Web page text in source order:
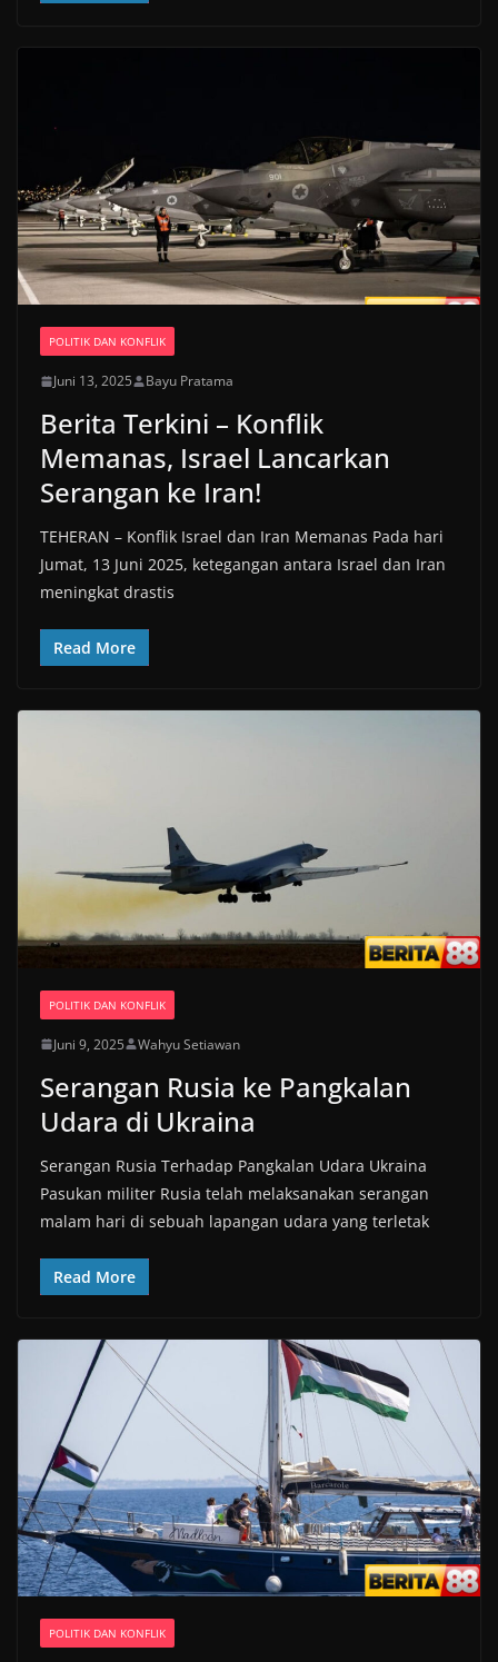
POLITIK DAN KONFLIK
Juni 13, 2025 Bayu Pratama
Berita Terkini – Konflik
Memanas, Israel Lancarkan
Serangan ke Iran!
TEHERAN – Konflik Israel dan Iran Memanas Pada hari
Jumat, 13 Juni 2025, ketegangan antara Israel dan Iran
meningkat drastis
Read More
POLITIK DAN KONFLIK
Juni 9, 2025 Wahyu Setiawan
Serangan Rusia ke Pangkalan
Udara di Ukraina
Serangan Rusia Terhadap Pangkalan Udara Ukraina
Pasukan militer Rusia telah melaksanakan serangan
malam hari di sebuah lapangan udara yang terletak
Read More
POLITIK DAN KONFLIK